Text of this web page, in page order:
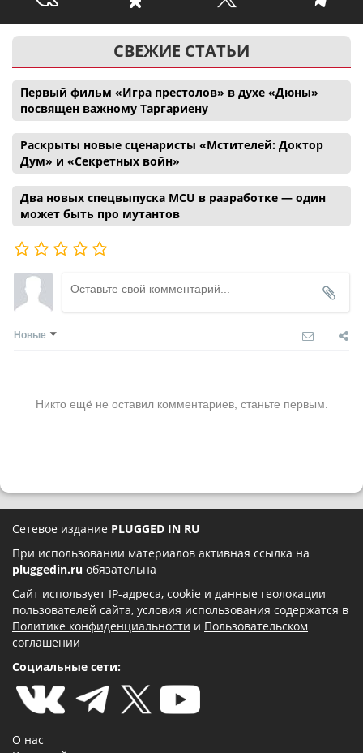
СВЕЖИЕ СТАТЬИ
Первый фильм «Игра престолов» в духе «Дюны»
посвящен важному Таргариену
Раскрыты новые сценаристы «Мстителей: Доктор
Дум» и «Секретных войн»
Два новых спецвыпуска MCU в разработке — один
может быть про мутантов
Новые
Никто ещё не оставил комментариев, станьте первым.
Сетевое издание PLUGGED IN RU
При использовании материалов активная ссылка на
pluggedin.ru обязательна
Сайт использует IP-адреса, cookie и данные геолокации
пользователей сайта, условия использования содержатся в
Политике конфиденциальности и Пользовательском
соглашении
Социальные сети:
О нас